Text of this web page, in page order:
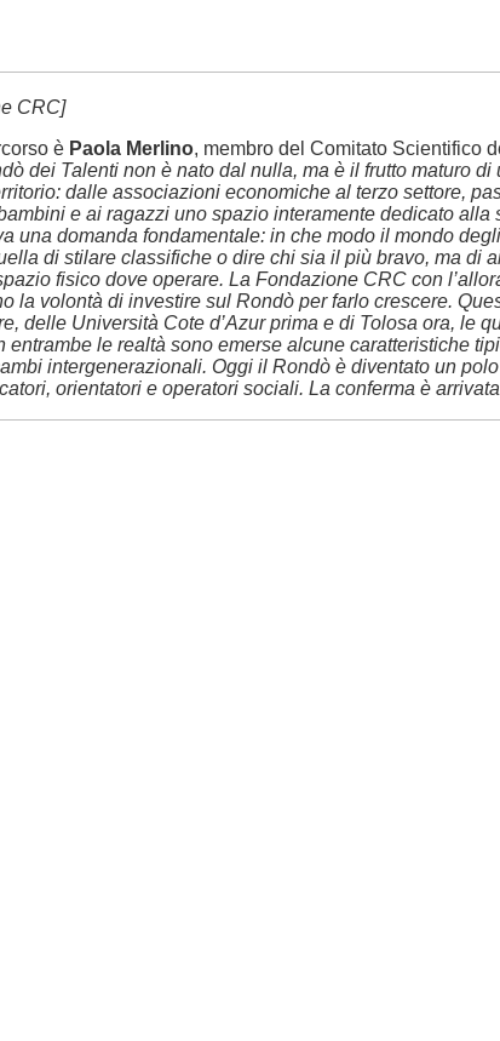
CRC]
è Paola Merlino, membro del Comitato Scientifico
dei Talenti non è nato dal nulla, ma è il frutto maturo
dalle associazioni economiche al terzo settore,
e ai ragazzi uno spazio interamente dedicato
una domanda fondamentale: in che modo il mondo
di stilare classifiche o dire chi sia il più bravo, ma
fisico dove operare. La Fondazione CRC con
la volontà di investire sul Rondò per farlo crescere.
delle Università Cote d’Azur prima e di Tolosa ora, le
le realtà sono emerse alcune caratteristiche
intergenerazionali. Oggi il Rondò è diventato un
orientatori e operatori sociali. La conferma è